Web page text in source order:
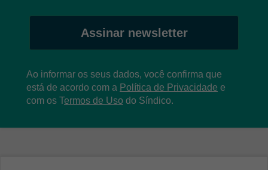
Assinar newsletter
Ao informar os seus dados, você confirma que
está de acordo com a Política de Privacidade e
com os Termos de Uso do Síndico.